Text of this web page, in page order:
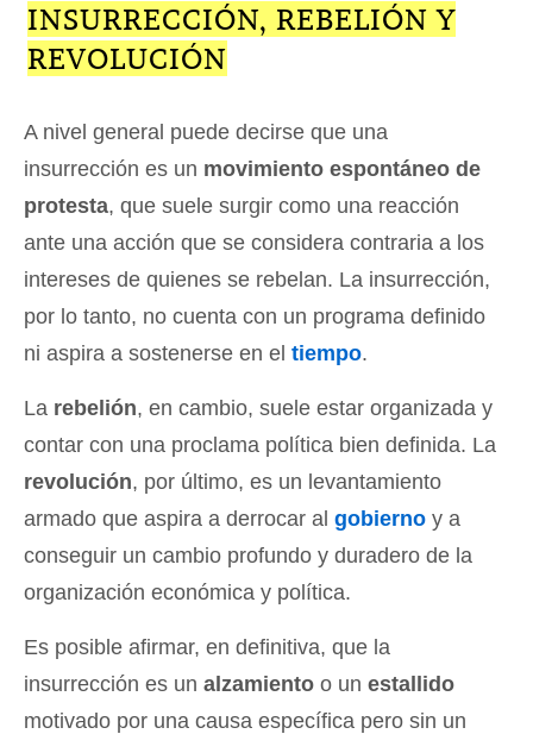
INSURRECCIÓN, REBELIÓN Y
REVOLUCIÓN
A nivel general puede decirse que una
insurrección es un movimiento espontáneo de
protesta, que suele surgir como una reacción
ante una acción que se considera contraria a los
intereses de quienes se rebelan. La insurrección,
por lo tanto, no cuenta con un programa definido
ni aspira a sostenerse en el tiempo.
La rebelión, en cambio, suele estar organizada y
contar con una proclama política bien definida. La
revolución, por último, es un levantamiento
armado que aspira a derrocar al gobierno y a
conseguir un cambio profundo y duradero de la
organización económica y política.
Es posible afirmar, en definitiva, que la
insurrección es un alzamiento o un estallido
motivado por una causa específica pero sin un